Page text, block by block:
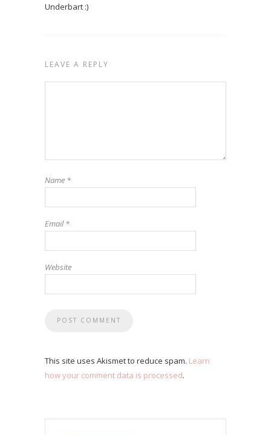
Underbart :)
LEAVE A REPLY
Name *
Email*
Website
This site uses Akismet to reduce spam. Learn
how your comment data is processed.